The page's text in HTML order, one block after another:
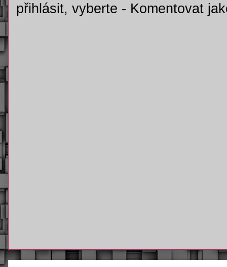
přihlásit, vyberte - Komentovat